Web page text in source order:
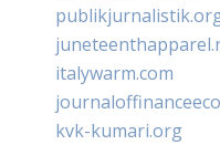
italywarm.com
kvk-kumari.org